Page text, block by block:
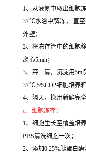
1、从液氮中取出细胞
37℃水浴中解冻， 直
外壁；
2、将冻存管中的细胞
离心5min；
3、弃上清，沉淀用
37℃,5%CO2细胞培养箱
4、隔天，换用新鲜完
c、细胞冻存：
1、细胞生长至覆盖培
PBS清洗细胞一次；
2、添加0.25%胰蛋白